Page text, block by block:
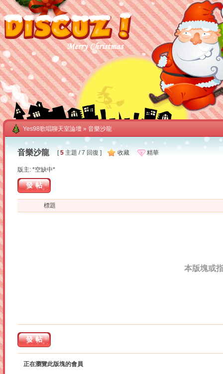
Yes98歌唱聊天室論壇 » 音樂沙龍
音樂沙龍 [5 主題 / 7 回復 ] 收藏 精華
版主: *空缺中*
發帖
標題
本版塊或
發帖
正在瀏覽此版塊的會員